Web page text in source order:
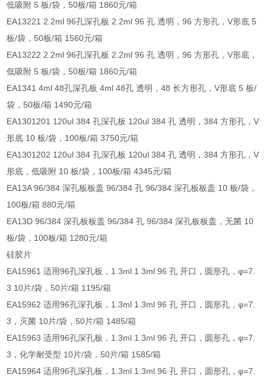
低吸附 5 板/袋，50板/箱 1860元/箱
EA13221 2.2ml 96孔深孔板 2.2ml 96 孔 透明，96 方形孔，V形底 5
板/袋，50板/箱 1560元/箱
EA13222 2.2ml 96孔深孔板 2.2ml 96 孔 透明，96 方形孔，V形底，
低吸附 5 板/袋，50板/箱 1860元/箱
EA1341 4ml 48孔深孔板 4ml 48孔 透明，48 长方形孔，V形底 5 板/
袋，50板/箱 1490元/箱
EA1301201 120ul 384 孔深孔板 120ul 384 孔 透明，384 方形孔，V
形底 10 板/袋，100板/箱 3750元/箱
EA1301202 120ul 384 孔深孔板 120ul 384 孔 透明，384 方形孔，V
形底，低吸附 10 板/袋，100板/箱 4345元/箱
EA13A 96/384 深孔板板盖 96/384 孔 96/384 深孔板板盖 10 板/袋，
100板/箱 880元/箱
EA13D 96/384 深孔板板盖 96/384 孔 96/384 深孔板板盖，无菌 10
板/袋，100板/箱 1280元/箱
硅胶片
EA15961 适用96孔深孔板，1.3ml 1.3ml 96 孔 开口，圆形孔，φ=7.
3 10片/袋，50片/箱 1195/箱
EA15962 适用96孔深孔板，1.3ml 1.3ml 96 孔 开口，圆形孔，φ=7.
3，灭菌 10片/袋，50片/箱 1485/箱
EA15963 适用96孔深孔板，1.3ml 1.3ml 96 孔 开口，圆形孔，φ=7.
3，化学耐受型 10片/袋，50片/箱 1585/箱
EA15964 适用96孔深孔板，1.3ml 1.3ml 96 孔 开口，圆形孔，φ=7.